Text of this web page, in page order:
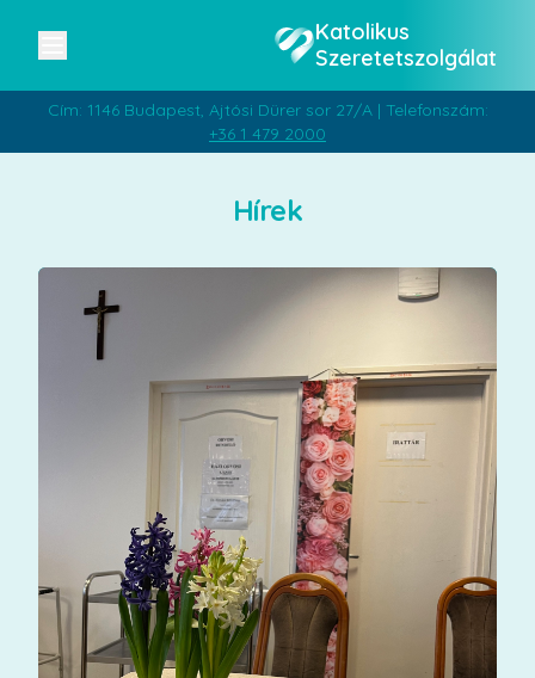
Katolikus
Szeretetszolgálat
Cím: 1146 Budapest, Ajtósi Dürer sor 27/A | Telefonszám:
+36 1 479 2000
Hírek